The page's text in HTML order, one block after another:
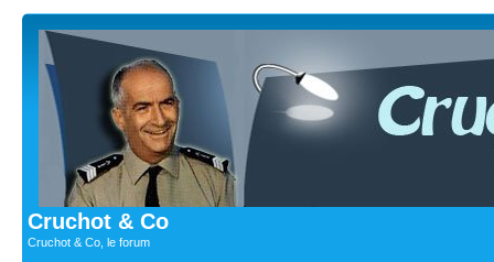
Cruchot & Co
Cruchot & Co, le forum